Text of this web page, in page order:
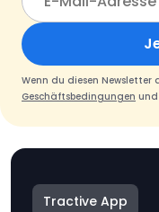
Wenn du diesen Newsletter
Geschäftsbedingungen und
Tractive App